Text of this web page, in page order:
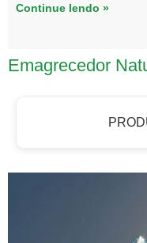
Continue lendo »
Emagrecedor